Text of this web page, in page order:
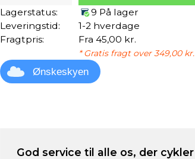
Lagerstatus:
9 På lager
Leveringstid:
1-2 hverdage
Fragtpris:
Fra 45,00 kr.
* Gratis fragt over 349,00 kr.
Ønskeskyen
God service til alle os, der cykler